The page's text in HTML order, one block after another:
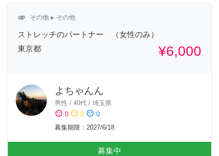
attachment その他 ▸ その他
ストレッチのパートナー （女性のみ）
東京都
¥6,000
よちゃんん
男性 / 40代 / 埼玉県
sentiment_satisfied 0 sentiment_neutral 0 sentiment_dissatisfied 0
募集期限 ： 2027/6/18
募集中